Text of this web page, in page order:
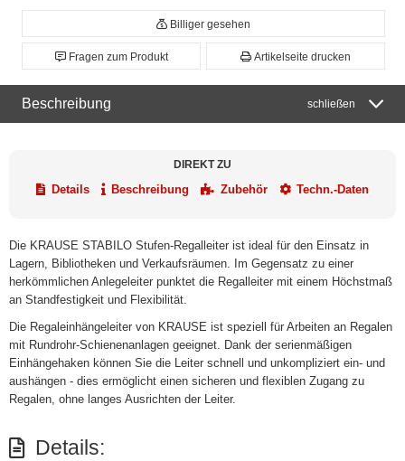
Billiger gesehen
Fragen zum Produkt Artikelseite drucken
Beschreibung schließen
DIREKT ZU
Details Beschreibung Zubehör Techn.-Daten
Die KRAUSE STABILO Stufen-Regalleiter ist ideal für den Einsatz in
Lagern, Bibliotheken und Verkaufsräumen. Im Gegensatz zu einer
herkömmlichen Anlegeleiter punktet die Regalleiter mit einem Höchstmaß
an Standfestigkeit und Flexibilität.
Die Regaleinhängeleiter von KRAUSE ist speziell für Arbeiten an Regalen
mit Rundrohr-Schienenanlagen geeignet. Dank der serienmäßigen
Einhängehaken können Sie die Leiter schnell und unkompliziert ein- und
aushängen - dies ermöglicht einen sicheren und flexiblen Zugang zu
Regalen, ohne langes Ausrichten der Leiter.
Details: